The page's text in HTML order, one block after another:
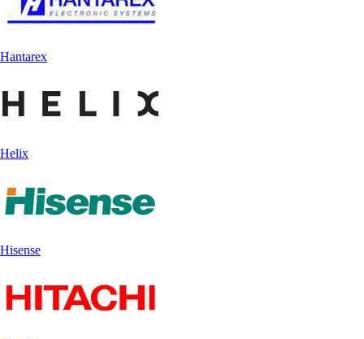
Hantarex
Helix
Hisense